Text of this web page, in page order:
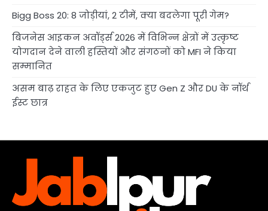
Bigg Boss 20: 8 जोड़ीयां, 2 टीमें, क्या बदलेगा पूरी गेम?
बिजनेस आइकन अवॉर्ड्स 2026 में विभिन्न क्षेत्रों में उत्कृष्ट
योगदान देने वाली हस्तियों और संगठनों को MFI ने किया
सम्मानित
असम बाढ़ राहत के लिए एकजुट हुए Gen Z और DU के नॉर्थ
ईस्ट छात्र